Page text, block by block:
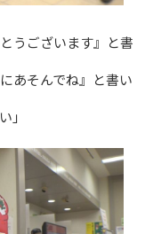
うございます』と書
あそんでね』と書い
」